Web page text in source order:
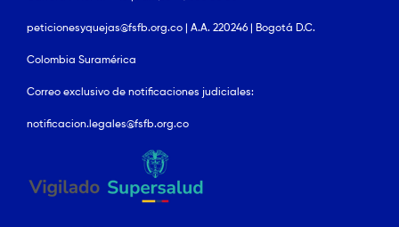
peticionesyquejas@fsfb.org.co | A.A. 220246 | Bogotá D.C.
Colombia Suramérica
Correo exclusivo de notificaciones judiciales:
notificacion.legales@fsfb.org.co